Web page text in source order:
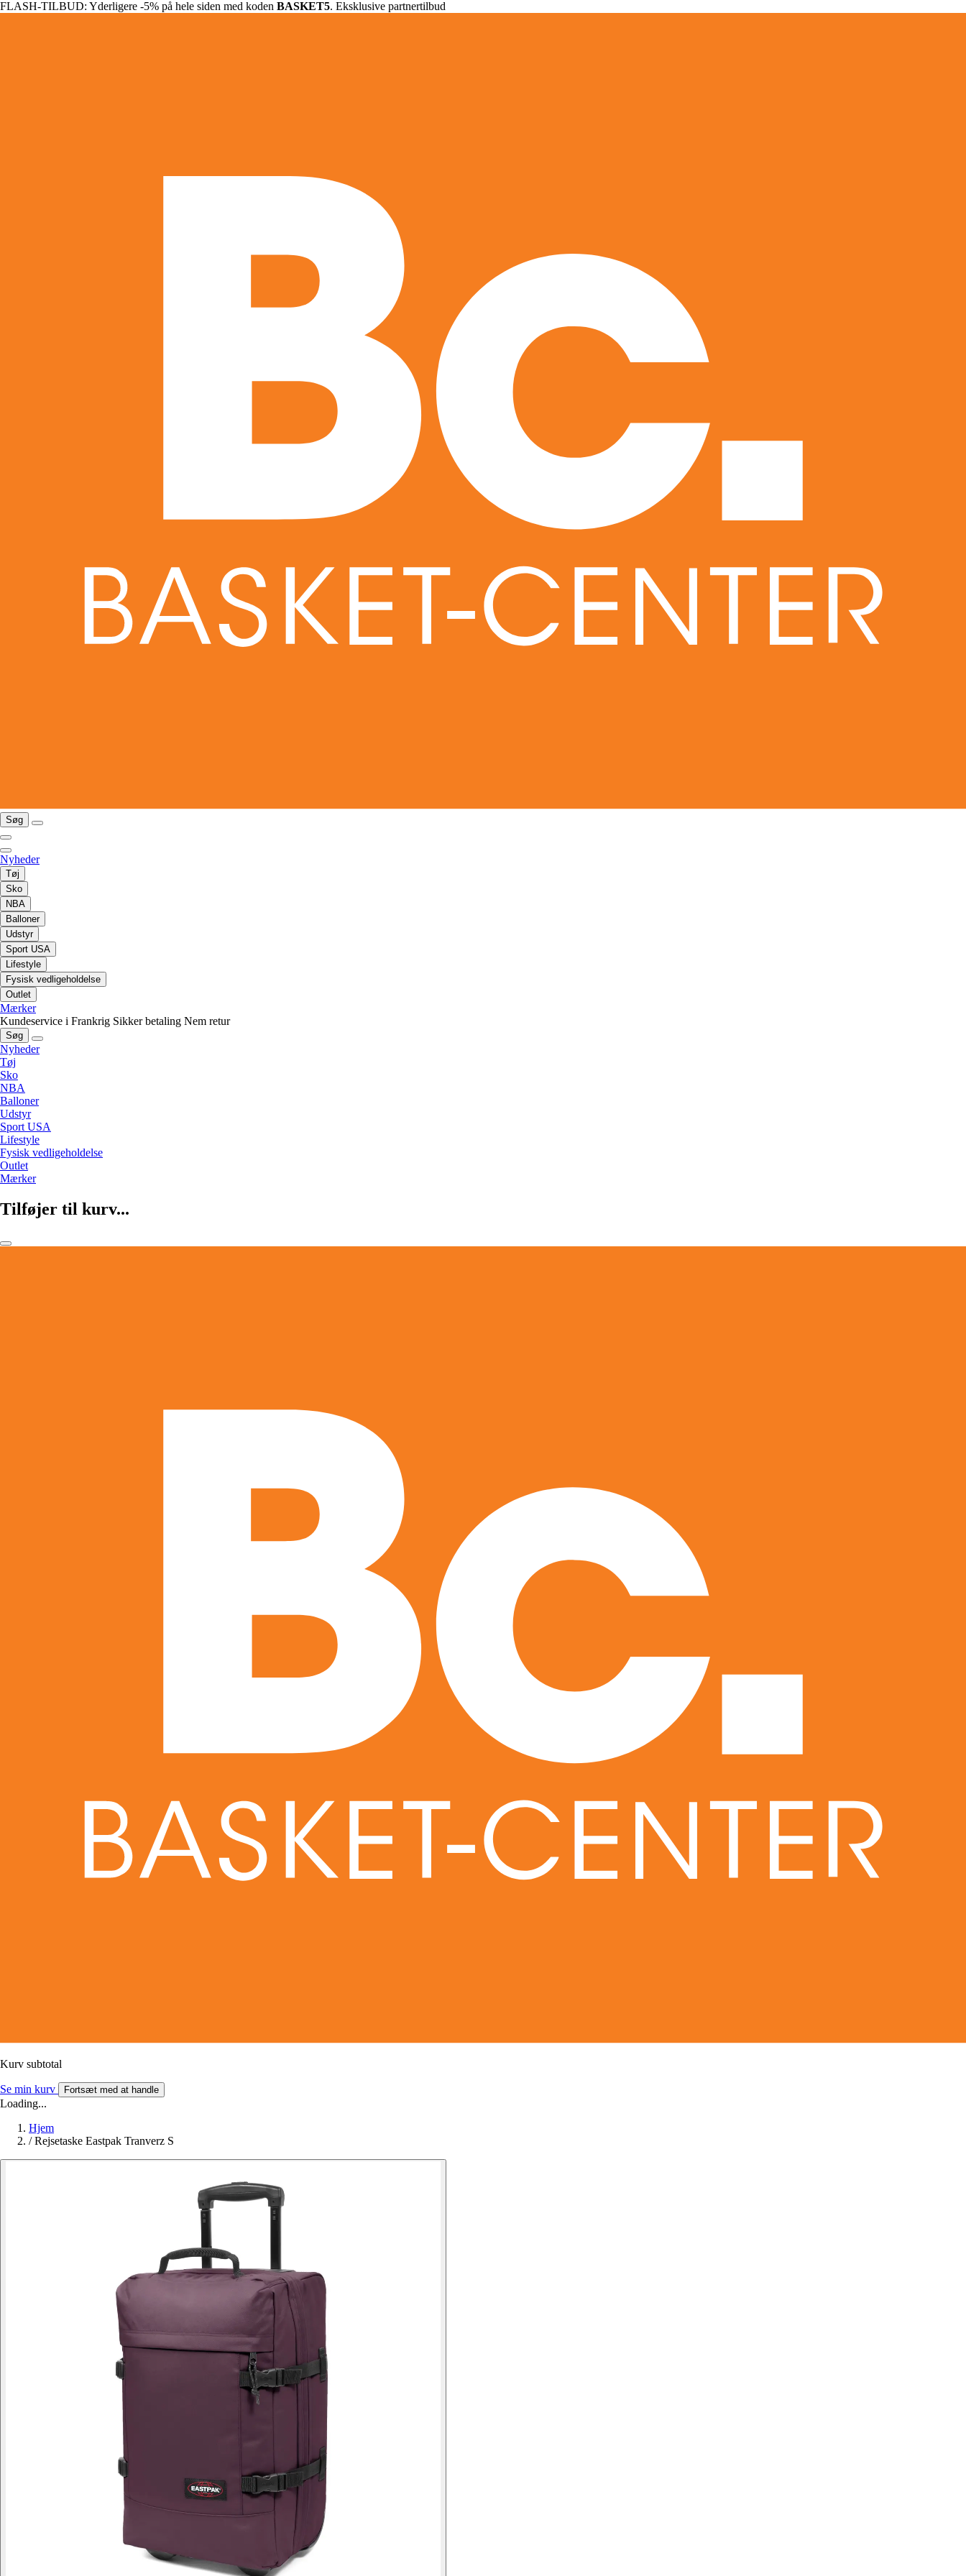
FLASH-TILBUD: Yderligere -5% på hele siden med koden BASKET5. Eksklusive partnertilbud
Søg
Nyheder
Tøj
Sko
NBA
Balloner
Udstyr
Sport USA
Lifestyle
Fysisk vedligeholdelse
Outlet
Mærker
Kundeservice i Frankrig Sikker betaling Nem retur
Søg
Nyheder
Tøj
Sko
NBA
Balloner
Udstyr
Sport USA
Lifestyle
Fysisk vedligeholdelse
Outlet
Mærker
Tilføjer til kurv...
Kurv subtotal
Se min kurv Fortsæt med at handle
Loading...
Hjem
/ Rejsetaske Eastpak Tranverz S